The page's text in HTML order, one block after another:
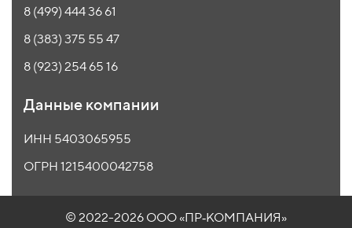
8 (499) 444 36 61
8 (383) 375 55 47
8 (923) 254 65 16
Данные компании
ИНН 5403065955
ОГРН 1215400042758
© 2022-2026 ООО «ПР‑КОМПАНИЯ»